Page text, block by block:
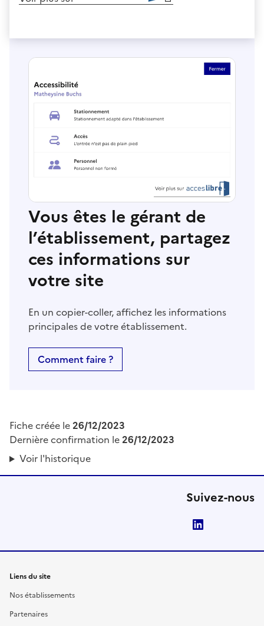
Vous êtes le gérant de
l’établissement, partagez
ces informations sur
votre site
En un copier-coller, affichez les informations
principales de votre établissement.
Comment faire ?
Fiche créée le26/12/2023
Dernière confirmation le26/12/2023
Voir l'historique
Suivez-nous
Liens du site
Nos établissements
Partenaires